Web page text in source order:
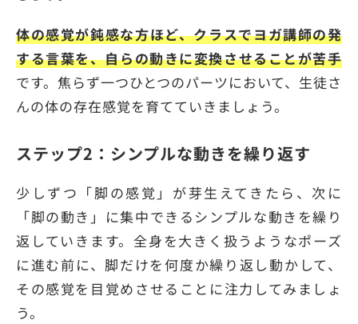
体の感覚が鈍感な方ほど、クラスでヨガ講師の発
する言葉を、自らの動きに変換させることが苦手
です。焦らず一つひとつのパーツにおいて、生徒さ
んの体の存在感覚を育てていきましょう。
ステップ2：シンプルな動きを繰り返す
少しずつ「脚の感覚」が芽生えてきたら、次に
「脚の動き」に集中できるシンプルな動きを繰り
返していきます。全身を大きく扱うようなポーズ
に進む前に、脚だけを何度か繰り返し動かして、
その感覚を目覚めさせることに注力してみましょ
う。